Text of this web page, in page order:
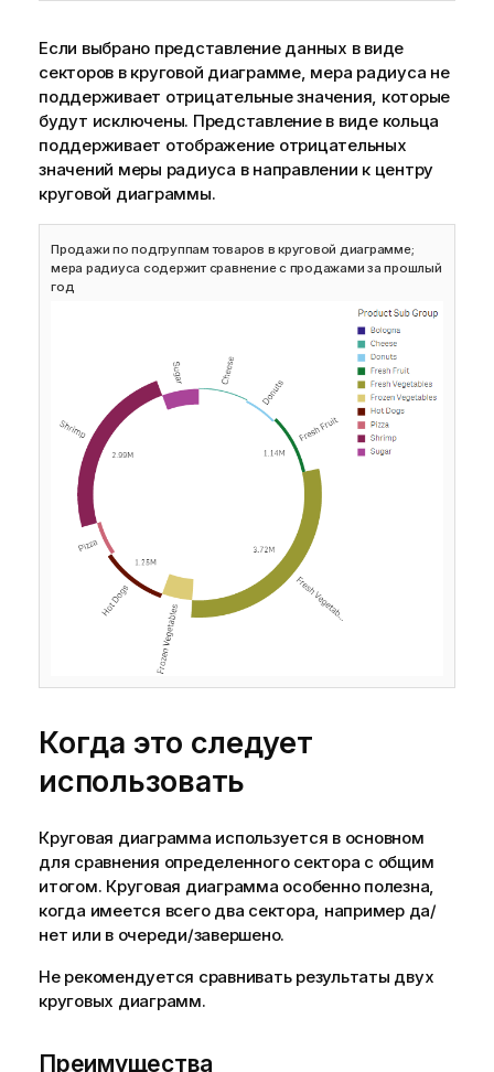
Если выбрано представление данных в виде
секторов в круговой диаграмме, мера радиуса не
поддерживает отрицательные значения, которые
будут исключены. Представление в виде кольца
поддерживает отображение отрицательных
значений меры радиуса в направлении к центру
круговой диаграммы.
Продажи по подгруппам товаров в круговой диаграмме;
мера радиуса содержит сравнение с продажами за прошлый
год
Когда это следует
использовать
Круговая диаграмма используется в основном
для сравнения определенного сектора с общим
итогом. Круговая диаграмма особенно полезна,
когда имеется всего два сектора, например да/
нет или в очереди/завершено.
Не рекомендуется сравнивать результаты двух
круговых диаграмм.
Преимущества